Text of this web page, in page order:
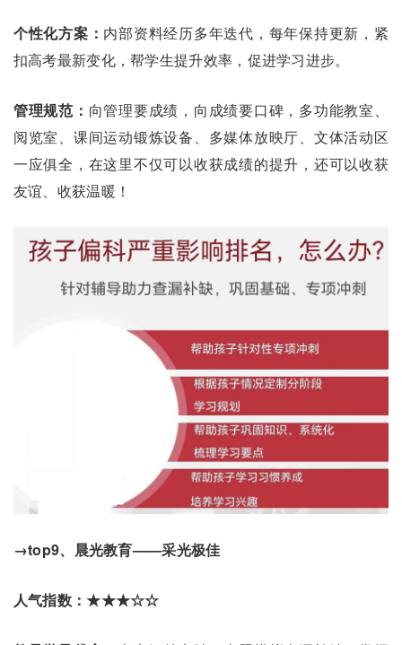
个性化方案： 内部资料经历多年迭代，每年保持更新，紧
扣高考最新变化，帮学生提升效率，促进学习进步。
管理规范： 向管理要成绩，向成绩要口碑，多功能教室、
阅览室、课间运动锻炼设备、多媒体放映厅、文体活动区
一应俱全，在这里不仅可以收获成绩的提升，还可以收获
友谊、收获温暖！
→top9、晨光教育——采光极佳
人气指数：★★★☆☆